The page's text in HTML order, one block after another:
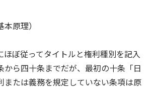
原理）
ほぼ従ってタイトルと権利種別を記入
ら四十条までだが、最初の十条「日
たは義務を規定していない条項は原